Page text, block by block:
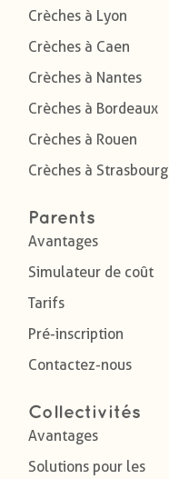
Crèches à Lyon
Crèches à Caen
Crèches à Nantes
Crèches à Bordeaux
Crèches à Rouen
Crèches à Strasbourg
Parents
Avantages
Simulateur de coût
Tarifs
Pré-inscription
Contactez-nous
Collectivités
Avantages
Solutions pour les